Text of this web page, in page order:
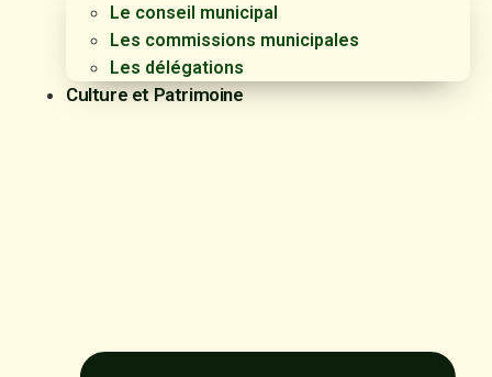
Le conseil municipal
Les commissions municipales
Les délégations
Culture et Patrimoine